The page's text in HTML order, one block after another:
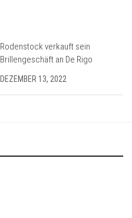
Rodenstock verkauft sein
Brillengeschäft an De Rigo
DEZEMBER 13, 2022